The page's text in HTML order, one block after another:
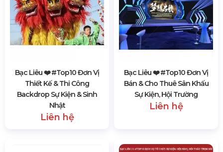
Bạc Liêu ❤️️ #top10 Đơn Vị
Thiết Kế & Thi Công
Backdrop Sự Kiện & Sinh
Nhật
Liên hệ
Bạc Liêu ❤️️ #top10 Đơn Vị
Bán & Cho Thuê Sân Khấu
Sự Kiện, Hội Trường
Liên hệ